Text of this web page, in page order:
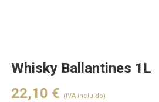
Whisky Ballantines 1L
22,10 € (IVA incluido)